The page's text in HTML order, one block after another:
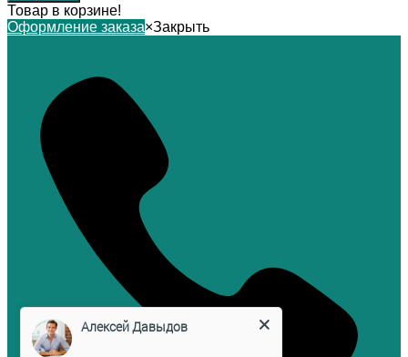
Товар в корзине!
Оформление заказа×Закрыть
Алексей Давыдов